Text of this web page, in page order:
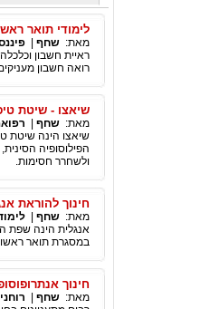
לימודי תואר
מאת: שחף
ראיית חשבון
רואה חשבון
שיאצו - שיטת
מאת: שחף
שיאצו הינה שיטת
הפילוסופיה
ולשחרר חסימות.
חינוך להוראת
מאת: שחף
אנגלית הינה שפת
במסגרת תואר
חינוך
מאת: שחף